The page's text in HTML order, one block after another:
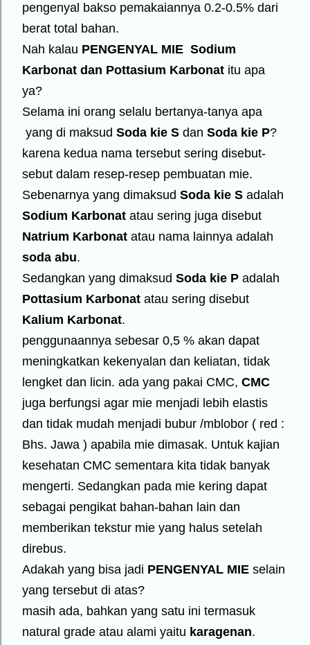
pengenyal bakso pemakaiannya 0.2-0.5% dari
berat total bahan.
Nah kalau PENGENYAL MIE Sodium
Karbonat dan Pottasium Karbonat itu apa
ya?
Selama ini orang selalu bertanya-tanya apa
yang di maksud Soda kie S dan Soda kie P?
karena kedua nama tersebut sering disebut-
sebut dalam resep-resep pembuatan mie.
Sebenarnya yang dimaksud Soda kie S adalah
Sodium Karbonat atau sering juga disebut
Natrium Karbonat atau nama lainnya adalah
soda abu.
Sedangkan yang dimaksud Soda kie P adalah
Pottasium Karbonat atau sering disebut
Kalium Karbonat.
penggunaannya sebesar 0,5 % akan dapat
meningkatkan kekenyalan dan keliatan, tidak
lengket dan licin. ada yang pakai CMC, CMC
juga berfungsi agar mie menjadi lebih elastis
dan tidak mudah menjadi bubur /mblobor ( red :
Bhs. Jawa ) apabila mie dimasak. Untuk kajian
kesehatan CMC sementara kita tidak banyak
mengerti. Sedangkan pada mie kering dapat
sebagai pengikat bahan-bahan lain dan
memberikan tekstur mie yang halus setelah
direbus.
Adakah yang bisa jadi PENGENYAL MIE selain
yang tersebut di atas?
masih ada, bahkan yang satu ini termasuk
natural grade atau alami yaitu karagenan.